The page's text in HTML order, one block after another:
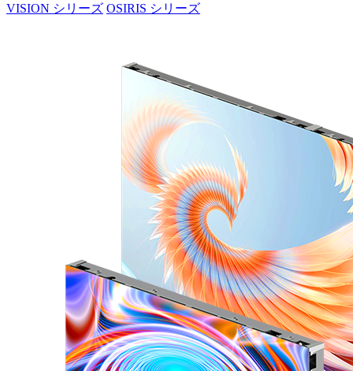
VISION シリーズ OSIRIS シリーズ